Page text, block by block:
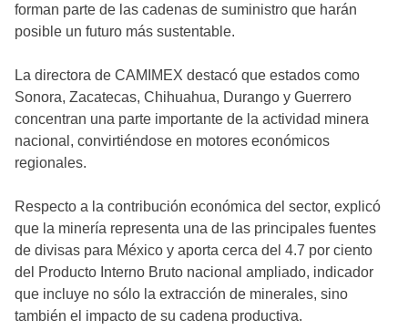
forman parte de las cadenas de suministro que harán
posible un futuro más sustentable.
La directora de CAMIMEX destacó que estados como
Sonora, Zacatecas, Chihuahua, Durango y Guerrero
concentran una parte importante de la actividad minera
nacional, convirtiéndose en motores económicos
regionales.
Respecto a la contribución económica del sector, explicó
que la minería representa una de las principales fuentes
de divisas para México y aporta cerca del 4.7 por ciento
del Producto Interno Bruto nacional ampliado, indicador
que incluye no sólo la extracción de minerales, sino
también el impacto de su cadena productiva.